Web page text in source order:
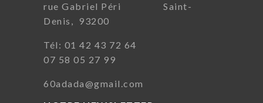
rue Gabriel Péri Saint-
Denis, 93200
Tél: 01 42 43 72 64
07 58 05 27 99
60adada@gmail.com